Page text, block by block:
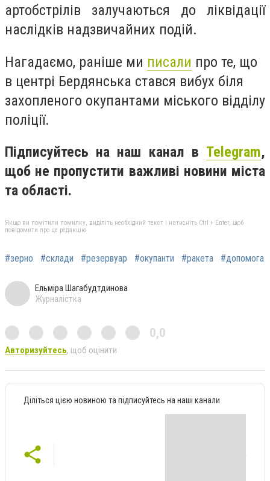
артобстрілів залучаються до ліквідації
наслідків надзвичайних подій.
Нагадаємо, раніше ми писали про те, що
в центрі Бердянська стався вибух біля
захопленого окупантами міського відділу
поліції.
Підписуйтесь на наш канал в Telegram,
щоб не пропустити важливі новини міста
та області.
Якщо ви помітили помилку, виділіть необхідний текст і натисніть Ctrl + Enter, щоб
повідомити про це редакцію
#зерно #склади #резервуар #окупанти #ракета #допомога
Ельміра Шагабудтдинова
Журналістка
0,0
Авторизуйтесь, щоб оцінити
Діліться цією новиною та підписуйтесь на наші канали